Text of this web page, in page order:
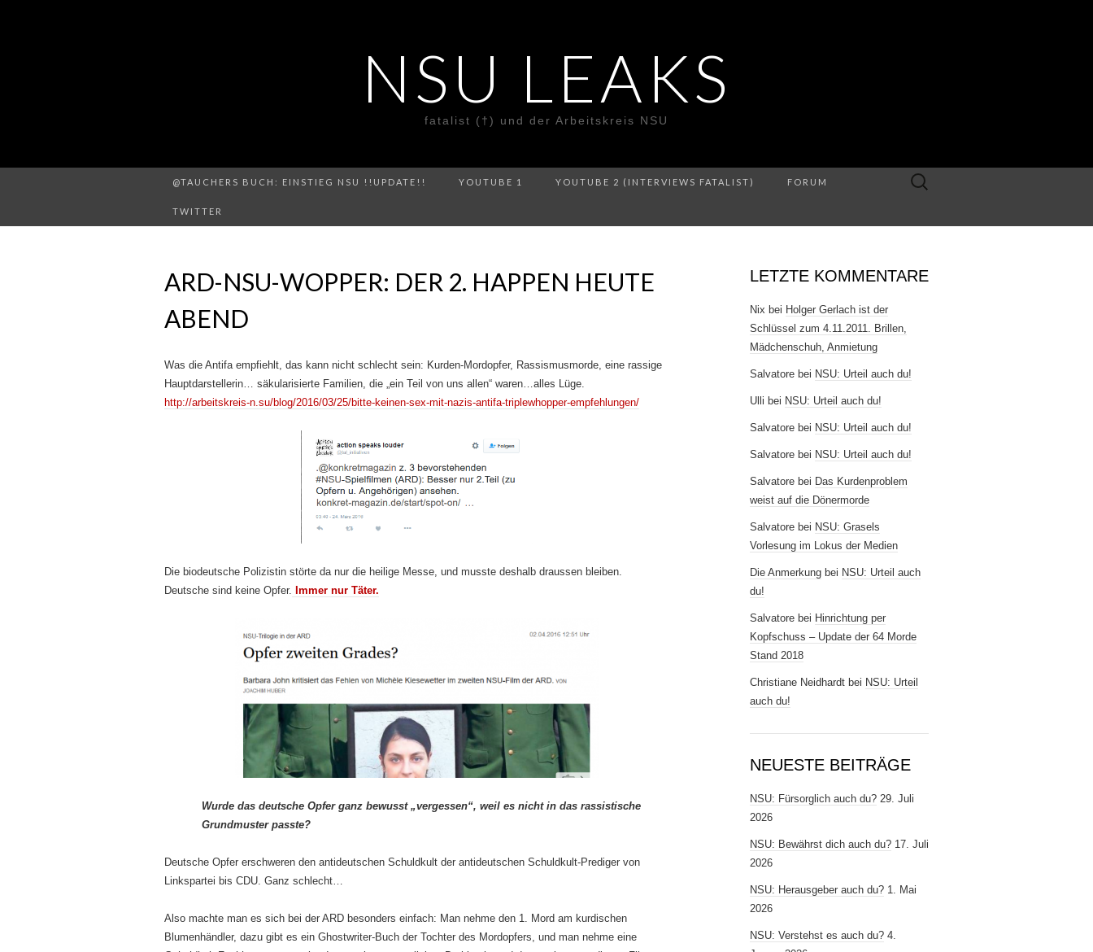
NSU LEAKS
fatalist (†) und der Arbeitskreis NSU
@TAUCHERS BUCH: EINSTIEG NSU !!UPDATE!! YOUTUBE 1 YOUTUBE 2 (INTERVIEWS FATALIST) FORUM
TWITTER
Suche
ARD-NSU-WOPPER: DER 2. HAPPEN HEUTE
ABEND
Was die Antifa empfiehlt, das kann nicht schlecht sein: Kurden-Mordopfer, Rassismusmorde, eine rassige
Hauptdarstellerin… säkularisierte Familien, die „ein Teil von uns allen“ waren…alles Lüge.
http://arbeitskreis-n.su/blog/2016/03/25/bitte-keinen-sex-mit-nazis-antifa-triplewhopper-empfehlungen/
Die biodeutsche Polizistin störte da nur die heilige Messe, und musste deshalb draussen bleiben.
Deutsche sind keine Opfer. Immer nur Täter.
Wurde das deutsche Opfer ganz bewusst „vergessen“, weil es nicht in das rassistische
Grundmuster passte?
Deutsche Opfer erschweren den antideutschen Schuldkult der antideutschen Schuldkult-Prediger von
Linkspartei bis CDU. Ganz schlecht…
Also machte man es sich bei der ARD besonders einfach: Man nehme den 1. Mord am kurdischen
Blumenhändler, dazu gibt es ein Ghostwriter-Buch der Tochter des Mordopfers, und man nehme eine
LETZTE KOMMENTARE
Nix bei Holger Gerlach ist der
Schlüssel zum 4.11.2011. Brillen,
Mädchenschuh, Anmietung
Salvatore bei NSU: Urteil auch du!
Ulli bei NSU: Urteil auch du!
Salvatore bei NSU: Urteil auch du!
Salvatore bei NSU: Urteil auch du!
Salvatore bei Das Kurdenproblem
weist auf die Dönermorde
Salvatore bei NSU: Grasels
Vorlesung im Lokus der Medien
Die Anmerkung bei NSU: Urteil auch
du!
Salvatore bei Hinrichtung per
Kopfschuss – Update der 64 Morde
Stand 2018
Christiane Neidhardt bei NSU: Urteil
auch du!
NEUESTE BEITRÄGE
NSU: Fürsorglich auch du? 29. Juli
2026
NSU: Bewährst dich auch du? 17. Juli
2026
NSU: Herausgeber auch du? 1. Mai
2026
NSU: Verstehst es auch du? 4.